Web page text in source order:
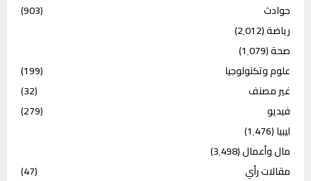
حوادث
(903)
رياضة(2٬012)
صحة(1٬079)
علوم وتكنولوجيا
(199)
غير مصنف
(32)
فيديو
(279)
ليبيا(1٬476)
مال وأعمال(3٬498)
مقالات رأي
(47)